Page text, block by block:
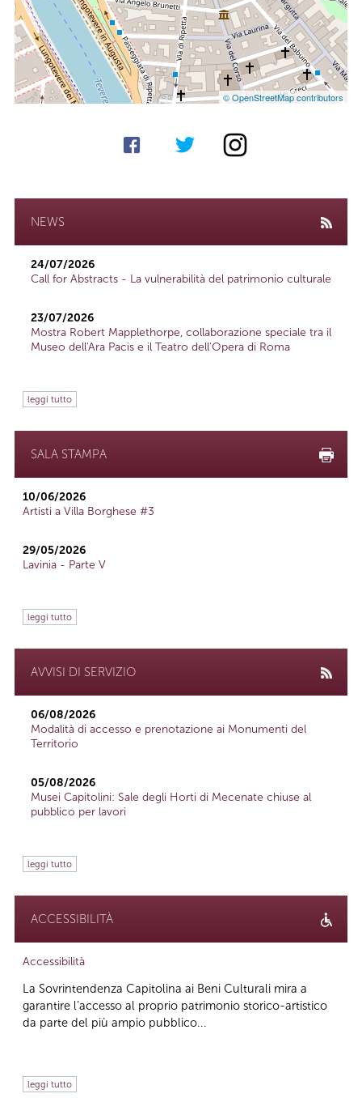
© OpenStreetMap contributors
NEWS
24/07/2026
Call for Abstracts - La vulnerabilità del patrimonio culturale
23/07/2026
Mostra Robert Mapplethorpe, collaborazione speciale tra il
Museo dell'Ara Pacis e il Teatro dell'Opera di Roma
leggi tutto
SALA STAMPA
10/06/2026
Artisti a Villa Borghese #3
29/05/2026
Lavinia - Parte V
leggi tutto
AVVISI DI SERVIZIO
06/08/2026
Modalità di accesso e prenotazione ai Monumenti del
Territorio
05/08/2026
Musei Capitolini: Sale degli Horti di Mecenate chiuse al
pubblico per lavori
leggi tutto
ACCESSIBILITÀ
Accessibilità
La Sovrintendenza Capitolina ai Beni Culturali mira a
garantire l’accesso al proprio patrimonio storico-artistico
da parte del più ampio pubblico...
leggi tutto